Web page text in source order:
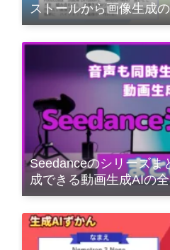
ストールから画像生成
Seedanceのシリーズま
成できる動画生成AIの